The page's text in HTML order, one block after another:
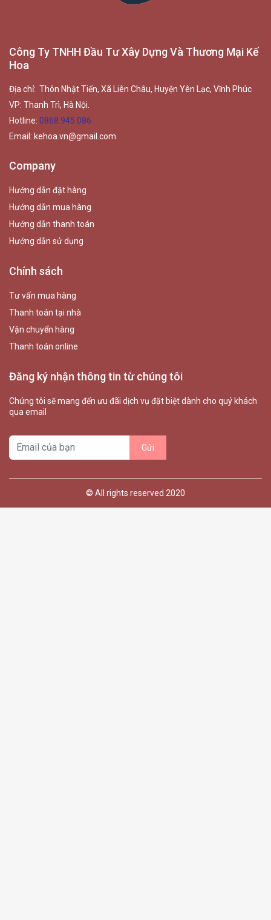
Công Ty TNHH Đầu Tư Xây Dựng Và Thương Mại Kế
Hoa
Địa chỉ: Thôn Nhật Tiến, Xã Liên Châu, Huyện Yên Lạc, Vĩnh Phúc
VP: Thanh Trì, Hà Nội.
Hotline: 0868.945.086
Email: kehoa.vn@gmail.com
Company
Hướng dẫn đặt hàng
Hướng dẫn mua hàng
Hướng dẫn thanh toán
Hướng dẫn sử dụng
Chính sách
Tư vấn mua hàng
Thanh toán tại nhà
Vận chuyển hàng
Thanh toán online
Đăng ký nhận thông tin từ chúng tôi
Chúng tôi sẽ mang đến ưu đãi dịch vụ đặt biệt dành cho quý khách
qua email
© All rights reserved 2020